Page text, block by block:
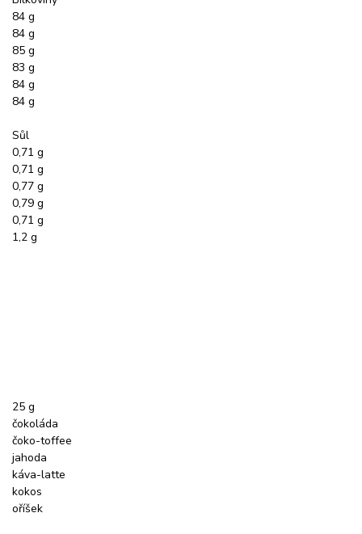
84 g
84 g
85 g
83 g
84 g
84 g
Sůl
0,71 g
0,71 g
0,77 g
0,79 g
0,71 g
1,2 g
25 g
čokoláda
čoko-toffee
jahoda
káva-latte
kokos
oříšek